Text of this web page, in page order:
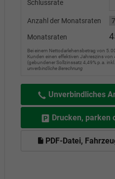
Schlussrate
Anzahl der Monatsraten
Monatsraten
Bei einem Nettodarlehensbetrag von
Kunden einen effektiven Jahreszins von
(gebundener Sollzinssatz 4,49% p.a.
unverbindliche Berechnung
Unverbindliches
Drucken, parken
PDF-Datei,